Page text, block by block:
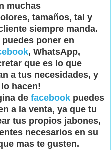
muchas
tamaños, tal y
siempre manda.
poner en
, WhatsApp,
que es lo que
a tus necesidades, y
hacen!
de facebook puedes
a la venta, ya que tu
tus propios jabones,
necesarios en su
mas te gusten.